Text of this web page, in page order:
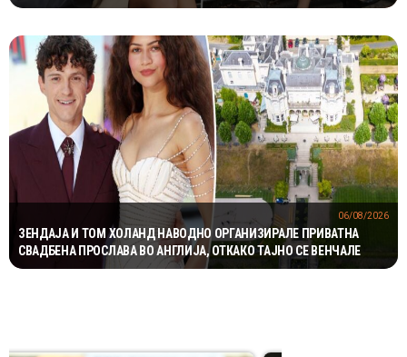
ЗЕНДАЈА И ТОМ ХОЛАНД НАВОДНО ОРГАНИЗИРАЛЕ ПРИВАТНА
СВАДБЕНА ПРОСЛАВА ВО АНГЛИЈА, ОТКАКО ТАЈНО СЕ ВЕНЧАЛЕ
06/08/2026